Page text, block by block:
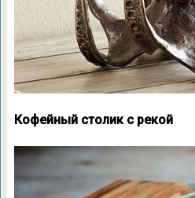
Кофейный столик с рекой